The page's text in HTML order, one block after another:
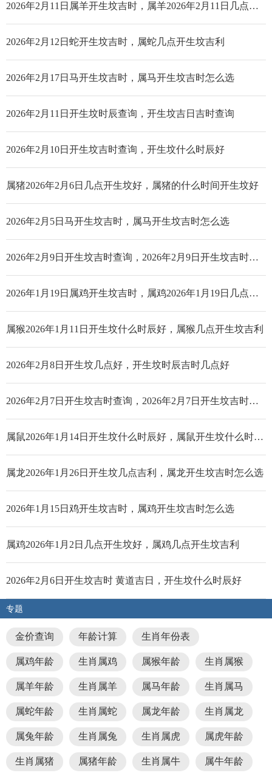
2026年2月11日属羊开生坟吉时，属羊2026年2月11日几点开生坟好
2026年2月12日蛇开生坟吉时，属蛇几点开生坟吉利
2026年2月17日马开生坟吉时，属马开生坟吉时怎么选
2026年2月11日开生坟时辰查询，开生坟吉日吉时查询
2026年2月10日开生坟吉时查询，开生坟什么时辰好
属猪2026年2月6日几点开生坟好，属猪的什么时间开生坟好
2026年2月5日马开生坟吉时，属马开生坟吉时怎么选
2026年2月9日开生坟吉时查询，2026年2月9日开生坟吉时是几点_哪个时辰好
2026年1月19日属鸡开生坟吉时，属鸡2026年1月19日几点开生坟好
属猴2026年1月11日开生坟什么时辰好，属猴几点开生坟吉利
2026年2月8日开生坟几点好，开生坟时辰吉时几点好
2026年2月7日开生坟吉时查询，2026年2月7日开生坟吉时是几点_哪个时辰好
属鼠2026年1月14日开生坟什么时辰好，属鼠开生坟什么时辰好
属龙2026年1月26日开生坟几点吉利，属龙开生坟吉时怎么选
2026年1月15日鸡开生坟吉时，属鸡开生坟吉时怎么选
属鸡2026年1月2日几点开生坟好，属鸡几点开生坟吉利
2026年2月6日开生坟吉时 黄道吉日，开生坟什么时辰好
专题
金价查询 年龄计算 生肖年份表
属鸡年龄 生肖属鸡 属猴年龄 生肖属猴
属羊年龄 生肖属羊 属马年龄 生肖属马
属蛇年龄 生肖属蛇 属龙年龄 生肖属龙
属兔年龄 生肖属兔 生肖属虎 属虎年龄
生肖属猪 属猪年龄 生肖属牛 属牛年龄